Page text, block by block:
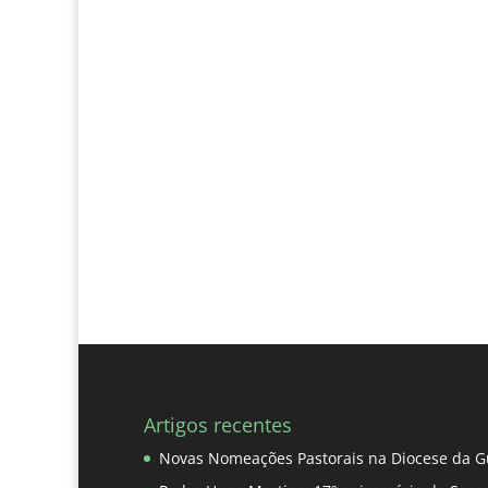
Artigos recentes
Novas Nomeações Pastorais na Diocese da